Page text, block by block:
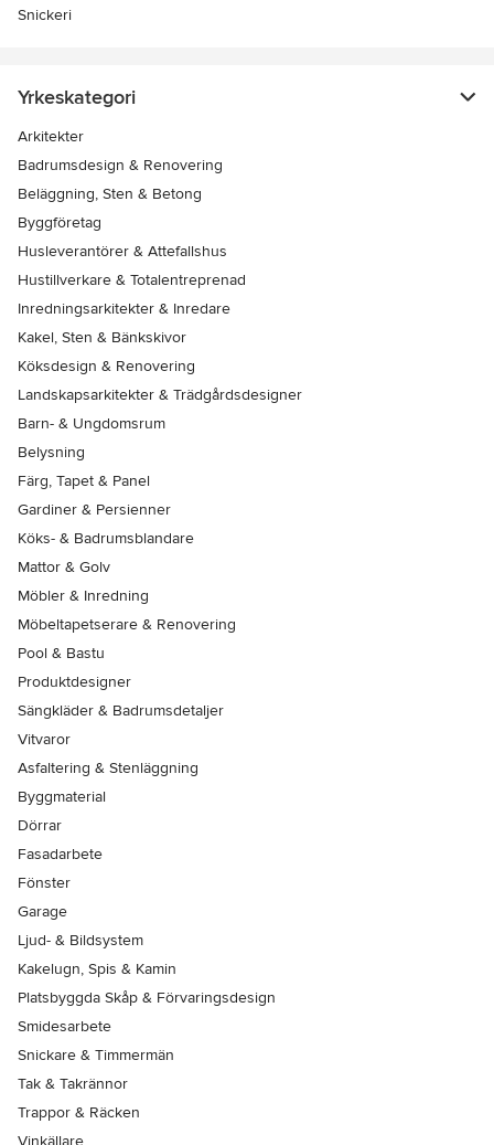
Snickeri
Yrkeskategori
Arkitekter
Badrumsdesign & Renovering
Beläggning, Sten & Betong
Byggföretag
Husleverantörer & Attefallshus
Hustillverkare & Totalentreprenad
Inredningsarkitekter & Inredare
Kakel, Sten & Bänkskivor
Köksdesign & Renovering
Landskapsarkitekter & Trädgårdsdesigner
Barn- & Ungdomsrum
Belysning
Färg, Tapet & Panel
Gardiner & Persienner
Köks- & Badrumsblandare
Mattor & Golv
Möbler & Inredning
Möbeltapetserare & Renovering
Pool & Bastu
Produktdesigner
Sängkläder & Badrumsdetaljer
Vitvaror
Asfaltering & Stenläggning
Byggmaterial
Dörrar
Fasadarbete
Fönster
Garage
Ljud- & Bildsystem
Kakelugn, Spis & Kamin
Platsbyggda Skåp & Förvaringsdesign
Smidesarbete
Snickare & Timmermän
Tak & Takrännor
Trappor & Räcken
Vinkällare